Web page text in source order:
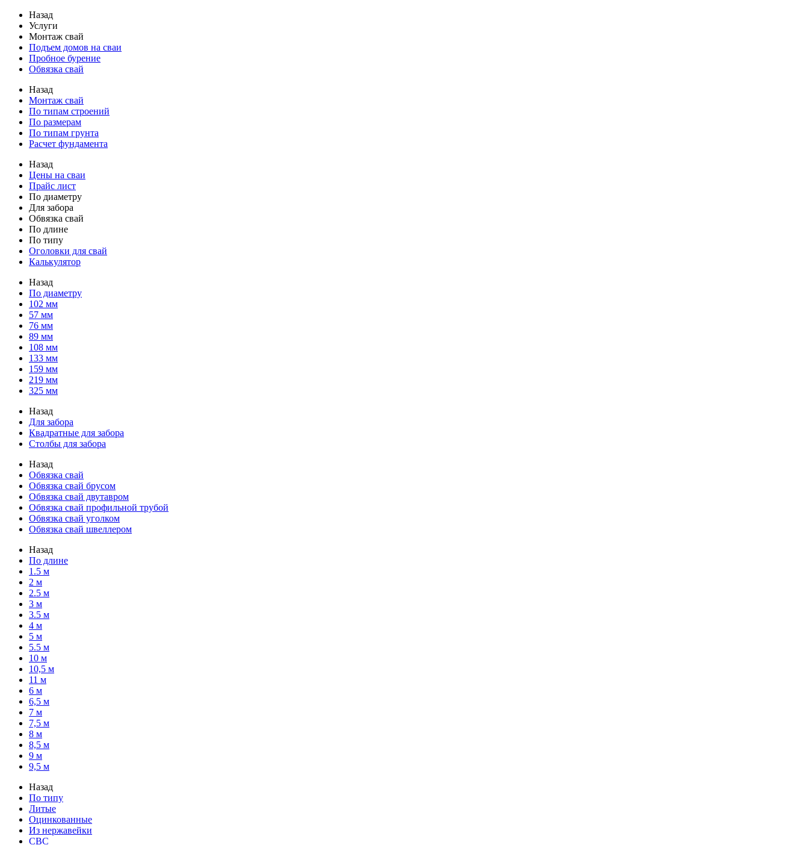
Назад
Услуги
Монтаж свай
Подъем домов на сваи
Пробное бурение
Обвязка свай
Назад
Монтаж свай
По типам строений
По размерам
По типам грунта
Расчет фундамента
Назад
Цены на сваи
Прайс лист
По диаметру
Для забора
Обвязка свай
По длине
По типу
Оголовки для свай
Калькулятор
Назад
По диаметру
102 мм
57 мм
76 мм
89 мм
108 мм
133 мм
159 мм
219 мм
325 мм
Назад
Для забора
Квадратные для забора
Столбы для забора
Назад
Обвязка свай
Обвязка свай брусом
Обвязка свай двутавром
Обвязка свай профильной трубой
Обвязка свай уголком
Обвязка свай швеллером
Назад
По длине
1.5 м
2 м
2.5 м
3 м
3.5 м
4 м
5 м
5.5 м
10 м
10,5 м
11 м
6 м
6,5 м
7 м
7,5 м
8 м
8,5 м
9 м
9,5 м
Назад
По типу
Литые
Оцинкованные
Из нержавейки
СВС